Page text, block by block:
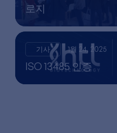
로지
기사 1월 24, 2025
ISO 13485 인증